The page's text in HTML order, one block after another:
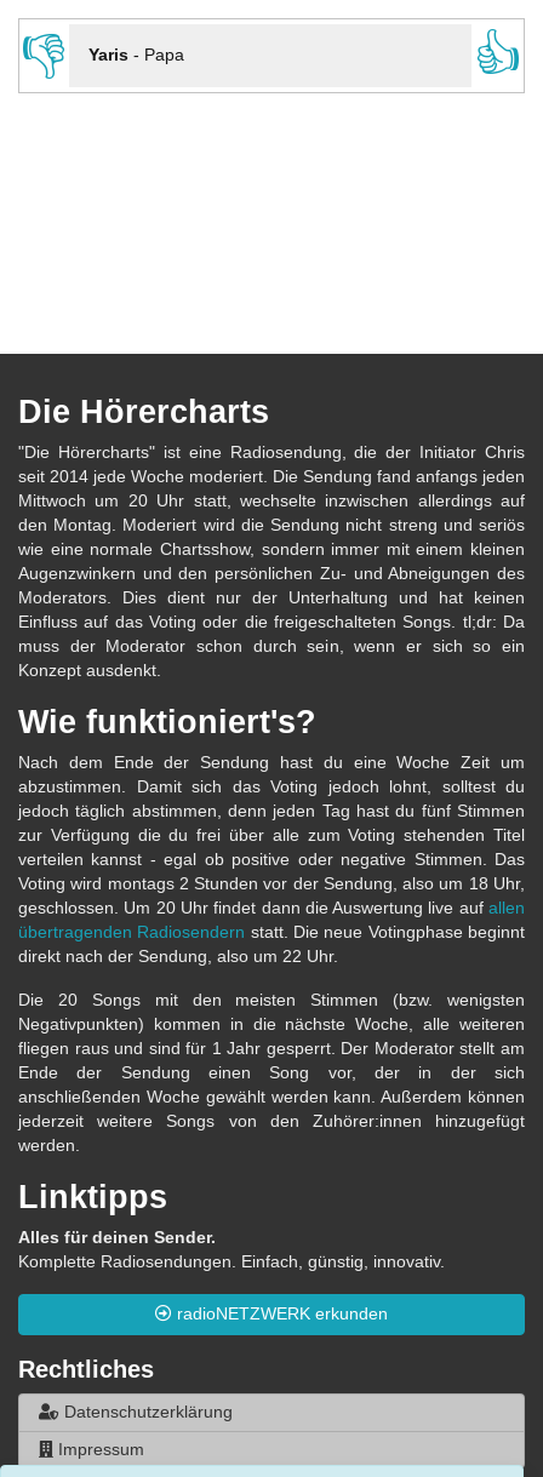
👎
Yaris- Papa 👍
Die Hörercharts
"Die Hörercharts" ist eine Radiosendung, die der Initiator Chris
seit 2014 jede Woche moderiert. Die Sendung fand anfangs jeden
Mittwoch um 20 Uhr statt, wechselte inzwischen allerdings auf
den Montag. Moderiert wird die Sendung nicht streng und seriös
wie eine normale Chartsshow, sondern immer mit einem kleinen
Augenzwinkern und den persönlichen Zu- und Abneigungen des
Moderators. Dies dient nur der Unterhaltung und hat keinen
Einfluss auf das Voting oder die freigeschalteten Songs. tl;dr: Da
muss der Moderator schon durch sein, wenn er sich so ein
Konzept ausdenkt.
Wie funktioniert's?
Nach dem Ende der Sendung hast du eine Woche Zeit um
abzustimmen. Damit sich das Voting jedoch lohnt, solltest du
jedoch täglich abstimmen, denn jeden Tag hast du fünf Stimmen
zur Verfügung die du frei über alle zum Voting stehenden Titel
verteilen kannst - egal ob positive oder negative Stimmen. Das
Voting wird montags 2 Stunden vor der Sendung, also um 18 Uhr,
geschlossen. Um 20 Uhr findet dann die Auswertung live auf allen
übertragenden Radiosendern statt. Die neue Votingphase beginnt
direkt nach der Sendung, also um 22 Uhr.
Die 20 Songs mit den meisten Stimmen (bzw. wenigsten
Negativpunkten) kommen in die nächste Woche, alle weiteren
fliegen raus und sind für 1 Jahr gesperrt. Der Moderator stellt am
Ende der Sendung einen Song vor, der in der sich
anschließenden Woche gewählt werden kann. Außerdem können
jederzeit weitere Songs von den Zuhörer:innen hinzugefügt
werden.
Linktipps
Alles für deinen Sender.
Komplette Radiosendungen. Einfach, günstig, innovativ.
radioNETZWERK erkunden
Rechtliches
Datenschutzerklärung
Impressum